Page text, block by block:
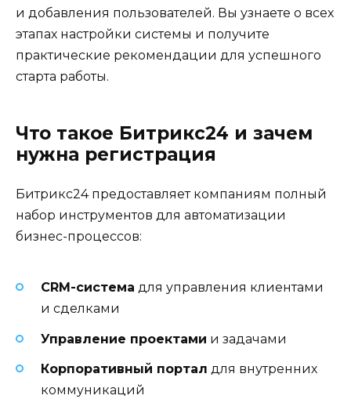
и добавления пользователей. Вы узнаете о всех
этапах настройки системы и получите
практические рекомендации для успешного
старта работы.
Что такое Битрикс24 и зачем
нужна регистрация
Битрикс24 предоставляет компаниям полный
набор инструментов для автоматизации
бизнес-процессов:
CRM-система для управления клиентами
и сделками
Управление проектами и задачами
Корпоративный портал для внутренних
коммуникаций